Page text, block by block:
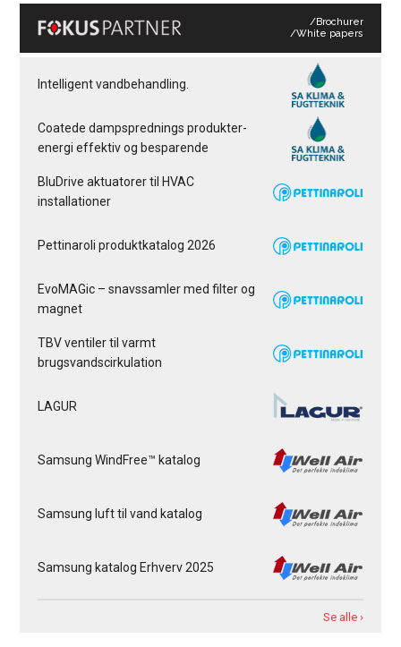
/Brochurer
/White papers
Intelligent vandbehandling.
Coatede dampsprednings produkter-
energi effektiv og besparende
BluDrive aktuatorer til HVAC
installationer
Pettinaroli produktkatalog 2026
EvoMAGic – snavssamler med filter og
magnet
TBV ventiler til varmt
brugsvandscirkulation
LAGUR
Samsung WindFree™ katalog
Samsung luft til vand katalog
Samsung katalog Erhverv 2025
Se alle ›